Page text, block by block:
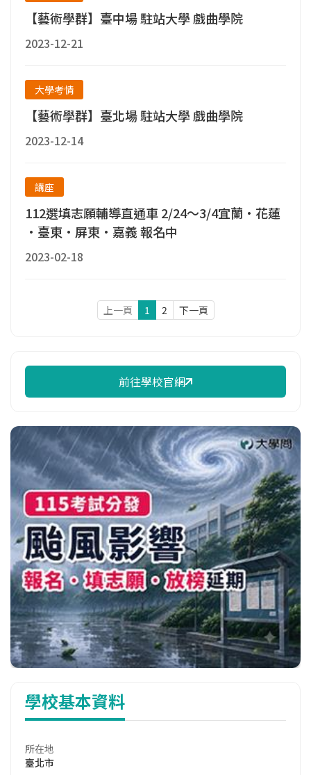
【藝術學群】臺中場 駐站大學 戲曲學院
2023-12-21
大學考情
【藝術學群】臺北場 駐站大學 戲曲學院
2023-12-14
講座
112選填志願輔導直通車 2/24～3/4宜蘭•花蓮
•臺東•屏東•嘉義 報名中
2023-02-18
上一頁 1 2 下一頁
前往學校官網
學校基本資料
所在地
臺北市